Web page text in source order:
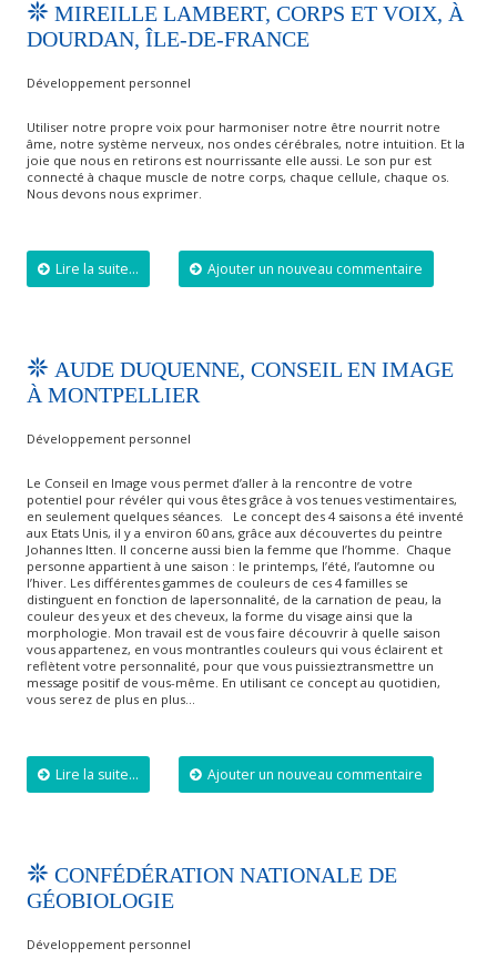
MIREILLE LAMBERT, CORPS ET VOIX, À
DOURDAN, ÎLE-DE-FRANCE
Développement personnel
Utiliser notre propre voix pour harmoniser notre être nourrit notre
âme, notre système nerveux, nos ondes cérébrales, notre intuition. Et la
joie que nous en retirons est nourrissante elle aussi. Le son pur est
connecté à chaque muscle de notre corps, chaque cellule, chaque os.
Nous devons nous exprimer.
Lire la suite... Ajouter un nouveau commentaire
AUDE DUQUENNE, CONSEIL EN IMAGE
À MONTPELLIER
Développement personnel
Le Conseil en Image vous permet d’aller à la rencontre de votre
potentiel pour révéler qui vous êtes grâce à vos tenues vestimentaires,
en seulement quelques séances. Le concept des 4 saisons a été inventé
aux Etats Unis, il y a environ 60 ans, grâce aux découvertes du peintre
Johannes Itten. Il concerne aussi bien la femme que l’homme. Chaque
personne appartient à une saison : le printemps, l’été, l’automne ou
l’hiver. Les différentes gammes de couleurs de ces 4 familles se
distinguent en fonction de lapersonnalité, de la carnation de peau, la
couleur des yeux et des cheveux, la forme du visage ainsi que la
morphologie. Mon travail est de vous faire découvrir à quelle saison
vous appartenez, en vous montrantles couleurs qui vous éclairent et
reflètent votre personnalité, pour que vous puissieztransmettre un
message positif de vous-même. En utilisant ce concept au quotidien,
vous serez de plus en plus…
Lire la suite... Ajouter un nouveau commentaire
CONFÉDÉRATION NATIONALE DE
GÉOBIOLOGIE
Développement personnel